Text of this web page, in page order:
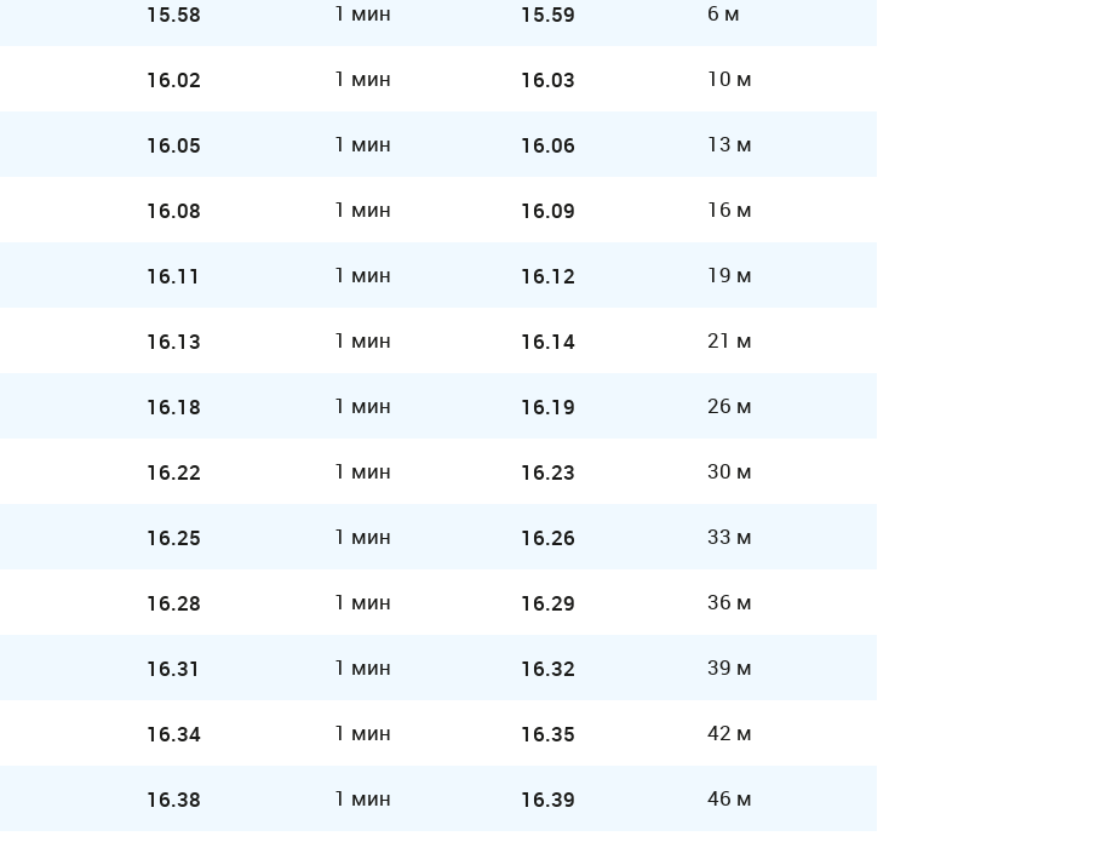
15.58 1 мин 15.59 6 м
16.02 1 мин 16.03 10 м
16.05 1 мин 16.06 13 м
16.08 1 мин 16.09 16 м
16.11 1 мин 16.12 19 м
16.13 1 мин 16.14 21 м
16.18 1 мин 16.19 26 м
16.22 1 мин 16.23 30 м
16.25 1 мин 16.26 33 м
16.28 1 мин 16.29 36 м
16.31 1 мин 16.32 39 м
16.34 1 мин 16.35 42 м
16.38 1 мин 16.39 46 м